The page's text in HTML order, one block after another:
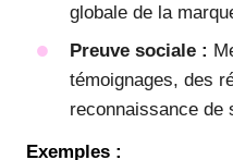
globale de la
Preuve sociale :
témoignages, des
reconnaissance de
Exemples :